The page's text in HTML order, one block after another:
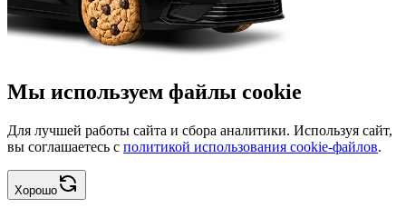
Мы используем файлы cookie
Для лучшей работы сайта и сбора аналитики. Используя сайт,
вы соглашаетесь с политикой использования cookie-файлов.
Хорошо